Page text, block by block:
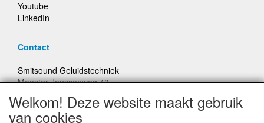
Youtube
LinkedIn
Contact
Smitsound Geluidstechniek
Meester Janssenweg 43
E-mail: info@smitsound.nl
Telefoon: +31-(0)6-22256322
Welkom! Deze website maakt gebruik
van cookies